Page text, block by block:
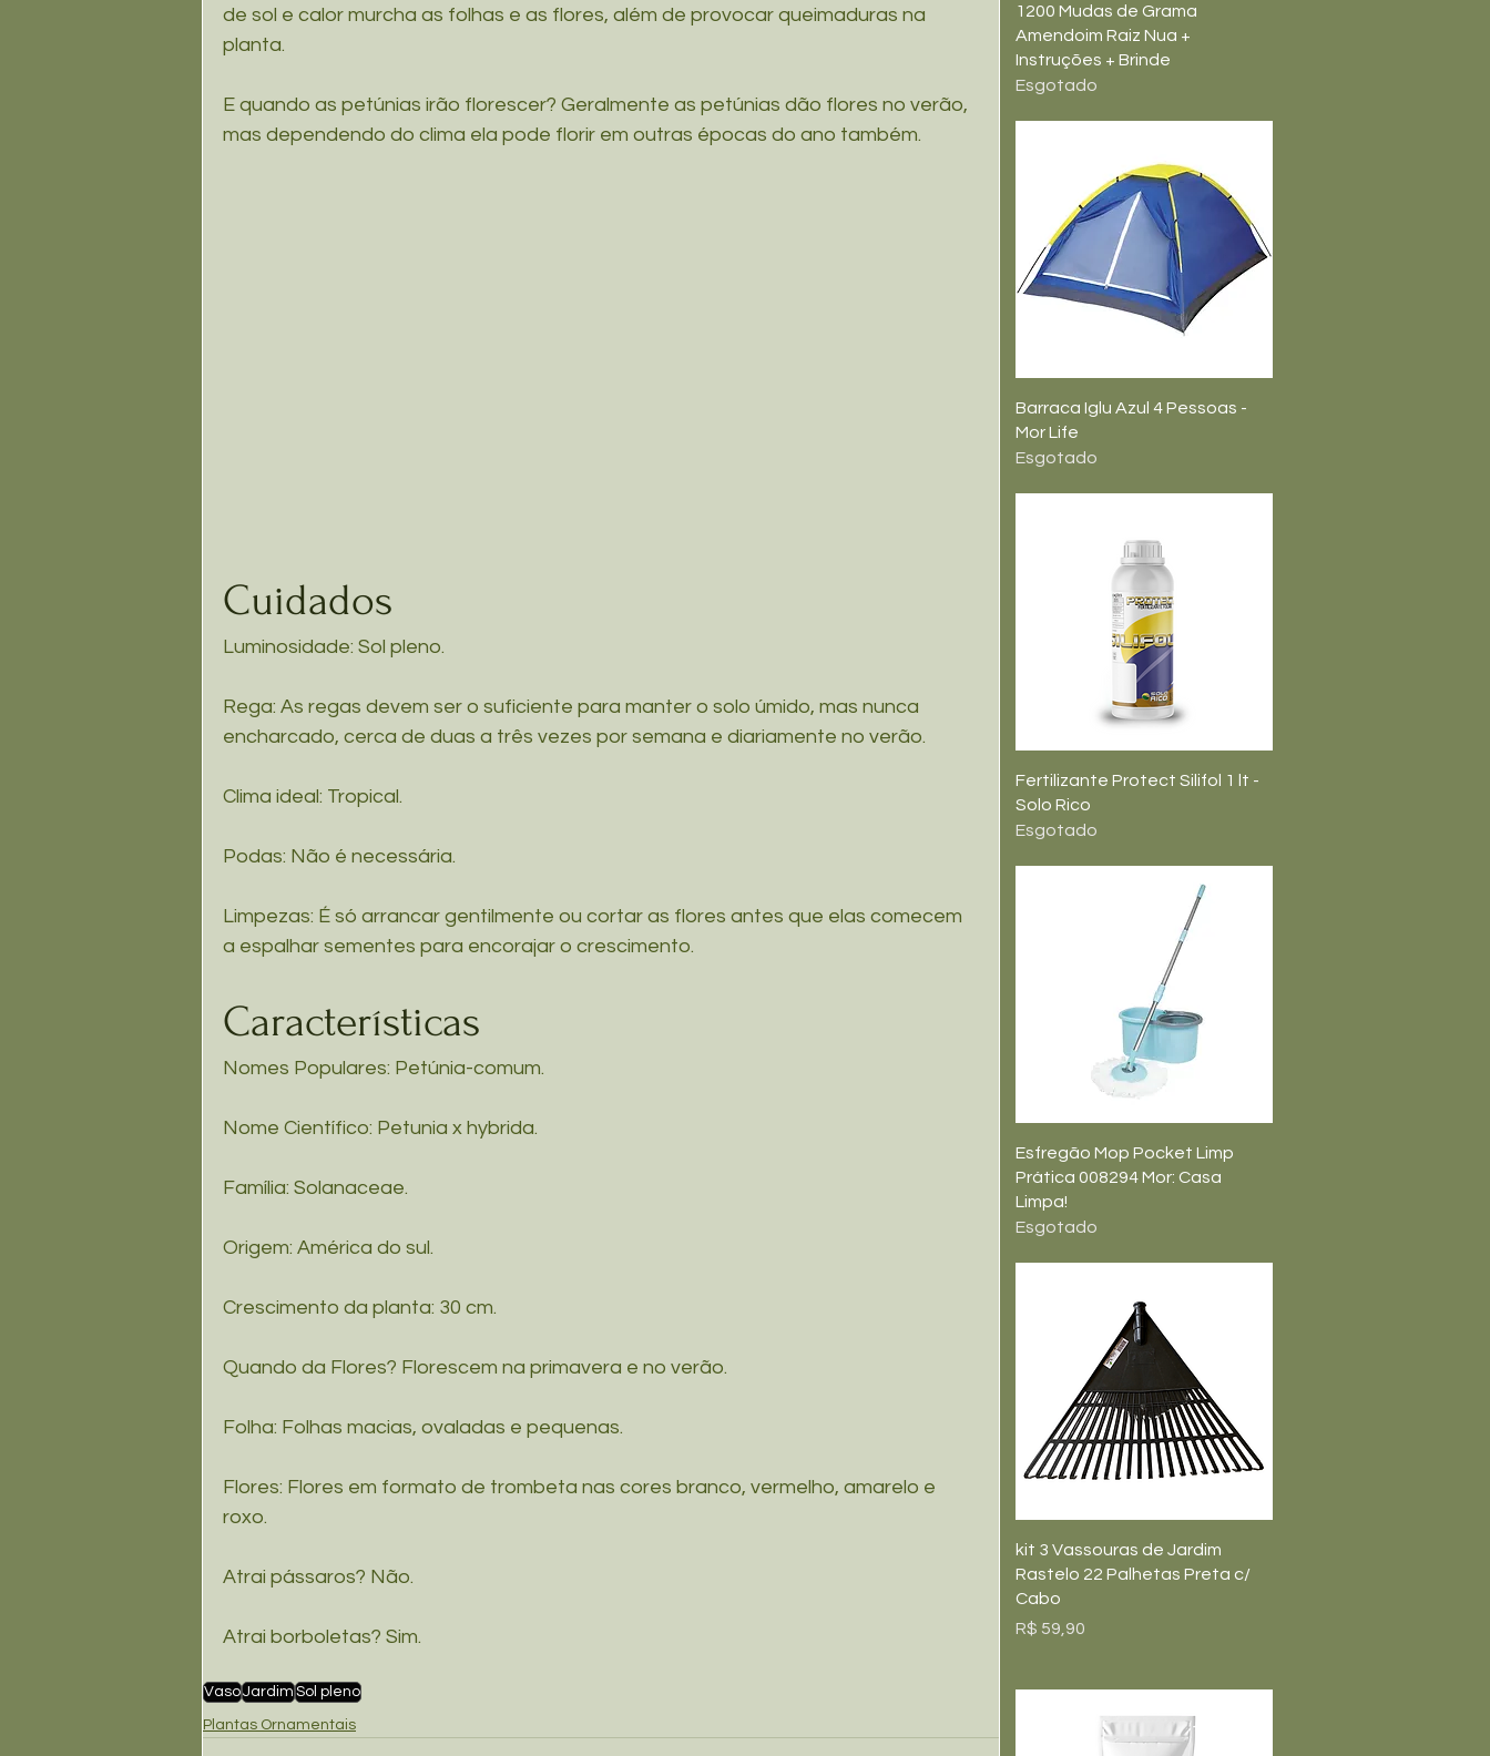
de sol e calor murcha as folhas e as flores, além de provocar queimaduras na
planta.
E quando as petúnias irão florescer? Geralmente as petúnias dão flores no verão,
mas dependendo do clima ela pode florir em outras épocas do ano também.
Cuidados
Luminosidade: Sol pleno.
Rega: As regas devem ser o suficiente para manter o solo úmido, mas nunca
encharcado, cerca de duas a três vezes por semana e diariamente no verão.
Clima ideal: Tropical.
Podas: Não é necessária.
Limpezas: É só arrancar gentilmente ou cortar as flores antes que elas comecem
a espalhar sementes para encorajar o crescimento.
Características
Nomes Populares: Petúnia-comum.
Nome Científico: Petunia x hybrida.
Família: Solanaceae.
Origem: América do sul.
Crescimento da planta: 30 cm.
Quando da Flores? Florescem na primavera e no verão.
Folha: Folhas macias, ovaladas e pequenas.
Flores: Flores em formato de trombeta nas cores branco, vermelho, amarelo e
roxo.
Atrai pássaros? Não.
Atrai borboletas? Sim.
VasoJardim Sol pleno
Plantas Ornamentais
Visualização rápida
1200 Mudas de Grama
Amendoim Raiz Nua +
Instruções + Brinde
Esgotado
Visualização rápida
Barraca Iglu Azul 4 Pessoas -
Mor Life
Esgotado
Visualização rápida
Fertilizante Protect Silifol 1 lt -
Solo Rico
Esgotado
Visualização rápida
Esfregão Mop Pocket Limp
Prática 008294 Mor: Casa
Limpa!
Esgotado
Visualização rápida
kit 3 Vassouras de Jardim
Rastelo 22 Palhetas Preta c/
Cabo
Preço
R$ 59,90